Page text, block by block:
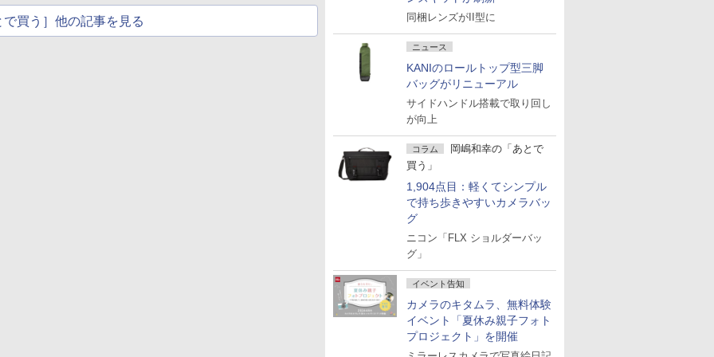
同梱レンズがII型に
ニュース
KANIのロールトップ型三脚
バッグがリニューアル
サイドハンドル搭載で取り回し
が向上
コラム
岡嶋和幸の「あとで
買う」
1,904点目：軽くてシンプル
で持ち歩きやすいカメラバッ
グ
ニコン「FLX ショルダーバッ
グ」
イベント告知
カメラのキタムラ、無料体験
イベント「夏休み親子フォト
プロジェクト」を開催
で買う］他の記事を見る